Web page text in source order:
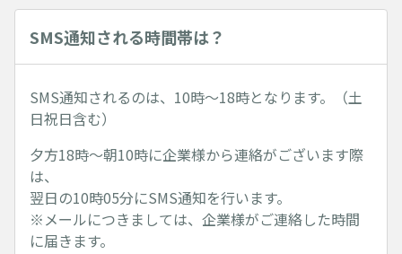
SMS通知される時間帯は？
SMS通知されるのは、10時〜18時となります。（土
日祝日含む）
夕方18時〜朝10時に企業様から連絡がございます際
は、
翌日の10時05分にSMS通知を行います。
※メールにつきましては、企業様がご連絡した時間
に届きます。